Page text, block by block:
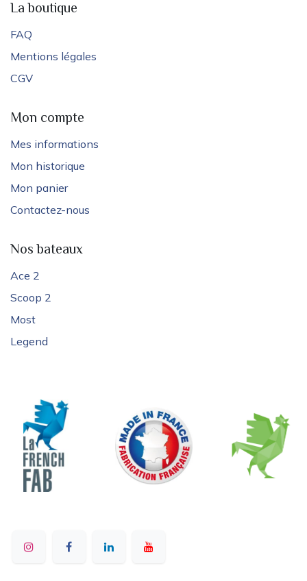
La boutique
FAQ
Mentions légales
CGV
Mon compte
Mes informations
Mon historique
Mon panier
Contactez-nous
Nos bateaux
Ace 2
Scoop 2
Most
Legend